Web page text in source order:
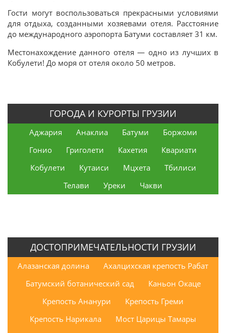
Гости могут воспользоваться прекрасными условиями
для отдыха, созданными хозяевами отеля. Расстояние
до международного аэропорта Батуми составляет 31 км.
Местонахождение данного отеля — одно из лучших в
Кобулети! До моря от отеля около 50 метров.
ГОРОДА И КУРОРТЫ ГРУЗИИ
Аджария Анаклиа Батуми
Боржоми
Гонио
Григолети Кахетия
Квариати
Кобулети
Кутаиси Мцхета
Тбилиси
Телави
Уреки Чакви
ДОСТОПРИМЕЧАТЕЛЬНОСТИ ГРУЗИИ
Алазанская долина
Ахалцихская крепость Рабат
Батумский ботанический сад
Каньон Окаце
Крепость Ананури
Крепость Греми
Крепость Нарикала
Мост Царицы Тамары